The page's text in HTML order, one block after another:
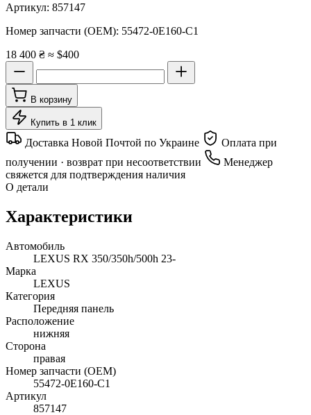
Артикул: 857147
Номер запчасти (OEM): 55472-0E160-C1
18 400 ₴ ≈ $400
В корзину
Купить в 1 клик
Доставка Новой Почтой по Украине
Оплата при
получении · возврат при несоответствии
Менеджер
свяжется для подтверждения наличия
О детали
Характеристики
Автомобиль
LEXUS RX 350/350h/500h 23-
Марка
LEXUS
Категория
Передняя панель
Расположение
нижняя
Сторона
правая
Номер запчасти (OEM)
55472-0E160-C1
Артикул
857147